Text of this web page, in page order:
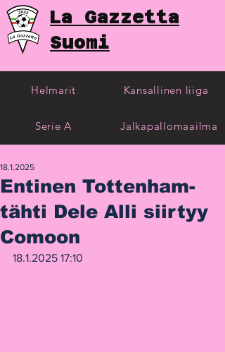
La Gazzetta
Suomi
Helmarit
Serie A
Kansallinen liiga
Jalkapallomaailma
Entinen Tottenham-
tähti Dele Alli siirtyy
Comoon
18.1.2025
18.1.2025 17:10